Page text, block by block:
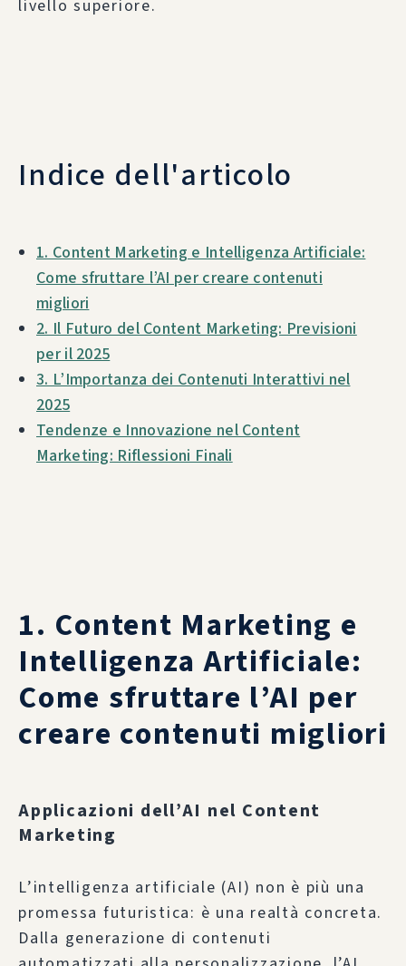
livello superiore.
Indice dell'articolo
1. Content Marketing e Intelligenza Artificiale:
Come sfruttare l’AI per creare contenuti
migliori
2. Il Futuro del Content Marketing: Previsioni
per il 2025
3. L’Importanza dei Contenuti Interattivi nel
2025
Tendenze e Innovazione nel Content
Marketing: Riflessioni Finali
1. Content Marketing e
Intelligenza Artificiale:
Come sfruttare l’AI per
creare contenuti migliori
Applicazioni dell’AI nel Content
Marketing
L’intelligenza artificiale (AI) non è più una
promessa futuristica: è una realtà concreta.
Dalla generazione di contenuti